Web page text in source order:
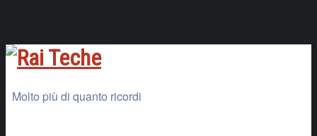
Molto più di quanto ricordi